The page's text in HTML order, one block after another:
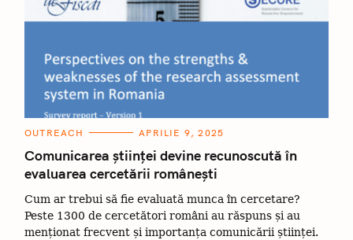
C
T
E
G
R
I
I
OUTREACH APRILIE 9, 2025
Comunicarea științei devine recunoscută în
evaluarea cercetării românești
Cum ar trebui să fie evaluată munca în cercetare?
Peste 1300 de cercetători români au răspuns și au
menționat frecvent și importanța comunicării științei.